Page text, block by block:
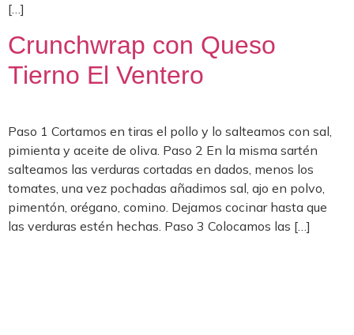
[…]
Crunchwrap con Queso
Tierno El Ventero
Paso 1 Cortamos en tiras el pollo y lo salteamos con sal,
pimienta y aceite de oliva. Paso 2 En la misma sartén
salteamos las verduras cortadas en dados, menos los
tomates, una vez pochadas añadimos sal, ajo en polvo,
pimentón, orégano, comino. Dejamos cocinar hasta que
las verduras estén hechas. Paso 3 Colocamos las […]